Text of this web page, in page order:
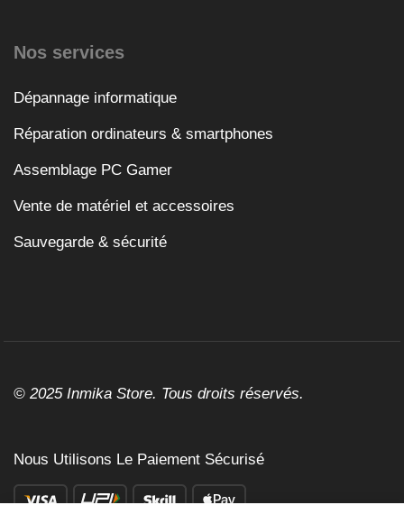
Nos services
Dépannage informatique
Réparation ordinateurs & smartphones
Assemblage PC Gamer
Vente de matériel et accessoires
Sauvegarde & sécurité
© 2025 Inmika Store. Tous droits réservés.
Nous Utilisons Le Paiement Sécurisé